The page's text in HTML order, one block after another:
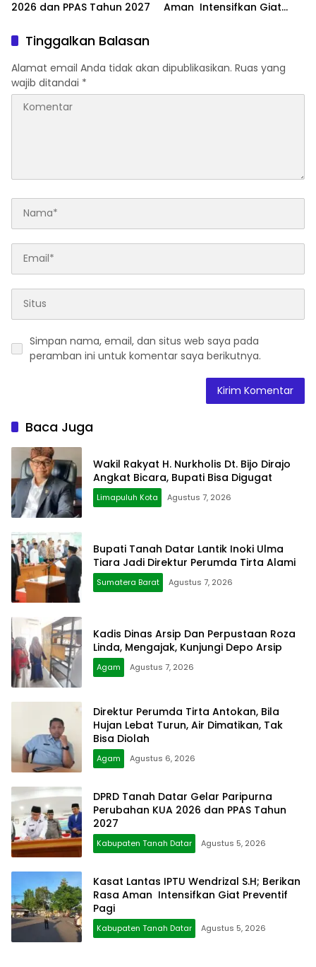
2026 dan PPAS Tahun 2027
Aman Intensifkan Giat
Tinggalkan Balasan
Alamat email Anda tidak akan dipublikasikan. Ruas yang
wajib ditandai *
Simpan nama, email, dan situs web saya pada
peramban ini untuk komentar saya berikutnya.
Baca Juga
Wakil Rakyat H. Nurkholis Dt. Bijo Dirajo
Angkat Bicara, Bupati Bisa Digugat
Limapuluh Kota Agustus 7, 2026
Bupati Tanah Datar Lantik Inoki Ulma
Tiara Jadi Direktur Perumda Tirta Alami
Sumatera Barat Agustus 7, 2026
Kadis Dinas Arsip Dan Perpustaan Roza
Linda, Mengajak, Kunjungi Depo Arsip
Agam Agustus 7, 2026
Direktur Perumda Tirta Antokan, Bila
Hujan Lebat Turun, Air Dimatikan, Tak
Bisa Diolah
Agam Agustus 6, 2026
DPRD Tanah Datar Gelar Paripurna
Perubahan KUA 2026 dan PPAS Tahun
2027
Kabupaten Tanah Datar Agustus 5, 2026
Kasat Lantas IPTU Wendrizal S.H; Berikan
Rasa Aman Intensifkan Giat Preventif
Pagi
Kabupaten Tanah Datar Agustus 5, 2026